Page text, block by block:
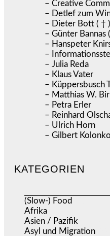
– Creative
– Detlef zum
– Dieter Bott ( † )
– Günter Bannas
– Hanspeter
–
– Julia Reda
– Klaus Vater
– Küppersbusch
– Matthias W.
– Petra Erler
– Reinhard
– Ulrich Horn
– Gilbert Kolonko
KATEGORIEN
(Slow-) Food
Afrika
Asien / Pazifik
Asyl und Migration